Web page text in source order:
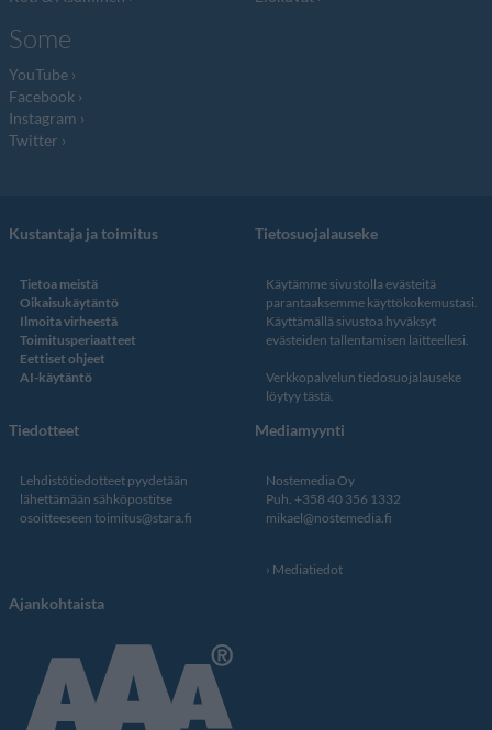
Some
YouTube
Facebook
Instagram
Twitter
Kustantaja ja toimitus
Tietoa meistä
Oikaisukäytäntö
Ilmoita virheestä
Toimitusperiaatteet
Eettiset ohjeet
AI-käytäntö
Tietosuojalauseke
Käytämme sivustolla evästeitä
parantaaksemme käyttökokemustasi.
Käyttämällä sivustoa hyväksyt
evästeiden tallentamisen laitteellesi.
Verkkopalvelun tiedosuojalauseke
löytyy tästä
Tiedotteet
Lehdistötiedotteet pyydetään
lähettämään sähköpostitse
osoitteeseen toimitus@stara.fi
Mediamyynti
Nostemedia Oy
Puh. +358 40 356 1332
mikael@nostemedia.fi
Mediatiedot
Ajankohtaista